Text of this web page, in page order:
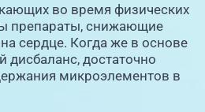
во время физических
препараты, снижающие
сердце. Когда же в основе
дисбаланс, достаточно
микроэлементов в